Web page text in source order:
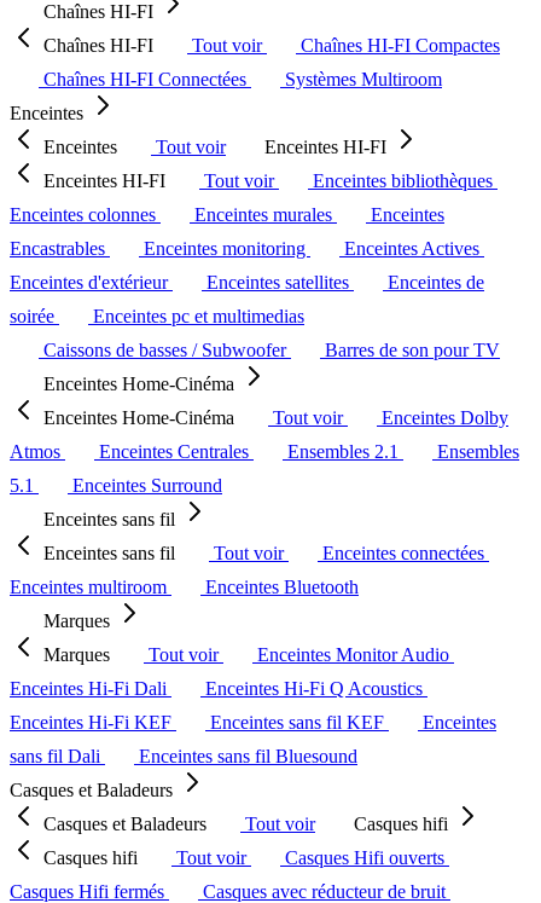
Chaînes HI-FI
Chaînes HI-FI
Tout voir
Chaînes HI-FI Compactes
Chaînes HI-FI Connectées
Systèmes Multiroom
Enceintes
Enceintes
Tout voir
Enceintes HI-FI
Enceintes HI-FI
Tout voir
Enceintes bibliothèques
Enceintes colonnes
Enceintes murales
Enceintes
Encastrables
Enceintes monitoring
Enceintes Actives
Enceintes d'extérieur
Enceintes satellites
Enceintes de
soirée
Enceintes pc et multimedias
Caissons de basses / Subwoofer
Barres de son pour TV
Enceintes Home-Cinéma
Enceintes Home-Cinéma
Tout voir
Enceintes Dolby
Atmos
Enceintes Centrales Ensembles 2.1
Ensembles
5.1
Enceintes Surround
Enceintes sans fil
Enceintes sans fil
Tout voir
Enceintes connectées
Enceintes multiroom
Enceintes Bluetooth
Marques
Marques
Tout voir
Enceintes Monitor Audio
Enceintes Hi-Fi Dali
Enceintes Hi-Fi Q Acoustics
Enceintes Hi-Fi KEF
Enceintes sans fil KEF
Enceintes
sans fil Dali
Enceintes sans fil Bluesound
Casques et Baladeurs
Casques et Baladeurs
Tout voir
Casques hifi
Casques hifi
Tout voir
Casques Hifi ouverts
Casques Hifi fermés
Casques avec réducteur de bruit